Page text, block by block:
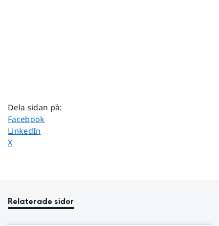
Dela sidan på:
Dela sidan på
Facebook
Dela sidan på
LinkedIn
Dela sidan på
X
Relaterade sidor